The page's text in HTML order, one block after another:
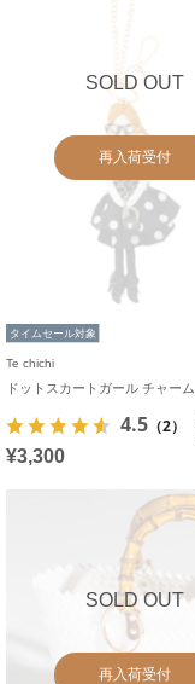
SOLD OUT
再入荷受付
タイムセール対象
Te chichi
ドットスカートガール チャーム
4.5 （2）
¥3,300
SOLD OUT
再入荷受付